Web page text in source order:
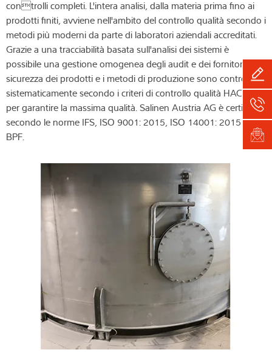
controlli completi. L'intera analisi, dalla materia prima fino ai
prodotti finiti, avviene nell'ambito del controllo qualità secondo i
metodi più moderni da parte di laboratori aziendali accreditati.
Grazie a una tracciabilità basata sull'analisi dei sistemi è
possibile una gestione omogenea degli audit e dei fornitori. La
sicurezza dei prodotti e i metodi di produzione sono controllati
sistematicamente secondo i criteri di controllo qualità HACCP,
per garantire la massima qualità. Salinen Austria AG è certificata
secondo le norme IFS, ISO 9001: 2015, ISO 14001: 2015 e
BPF.